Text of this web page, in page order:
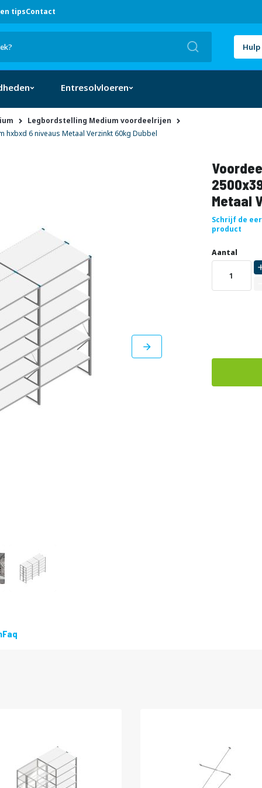
tipsContact
Hulp
Entresolvloeren
Legbordstelling Medium voordeelrijen
hxbxd 6 niveaus Metaal Verzinkt 60kg Dubbel
Metaal
Schrijf de
product
Uw
aanpassing
DIRECT
LEVERBAAR
Aantal
Faq